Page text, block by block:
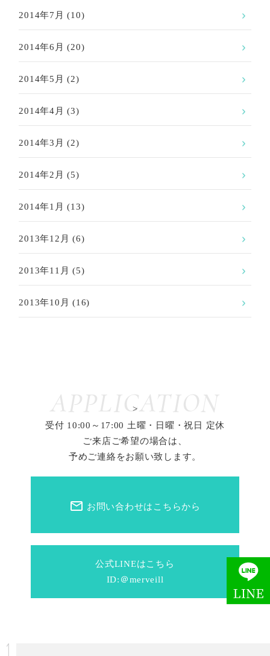
2014年7月 (10)
2014年6月 (20)
2014年5月 (2)
2014年4月 (3)
2014年3月 (2)
2014年2月 (5)
2014年1月 (13)
2013年12月 (6)
2013年11月 (5)
2013年10月 (16)
APPLICATION
公式LINEはこちら
ID:＠merveill
mail_outline お問い合わせはこちらから
>
受付 10:00～17:00 土曜・日曜・祝日 定休
ご来店ご希望の場合は、
予めご連絡をお願い致します。